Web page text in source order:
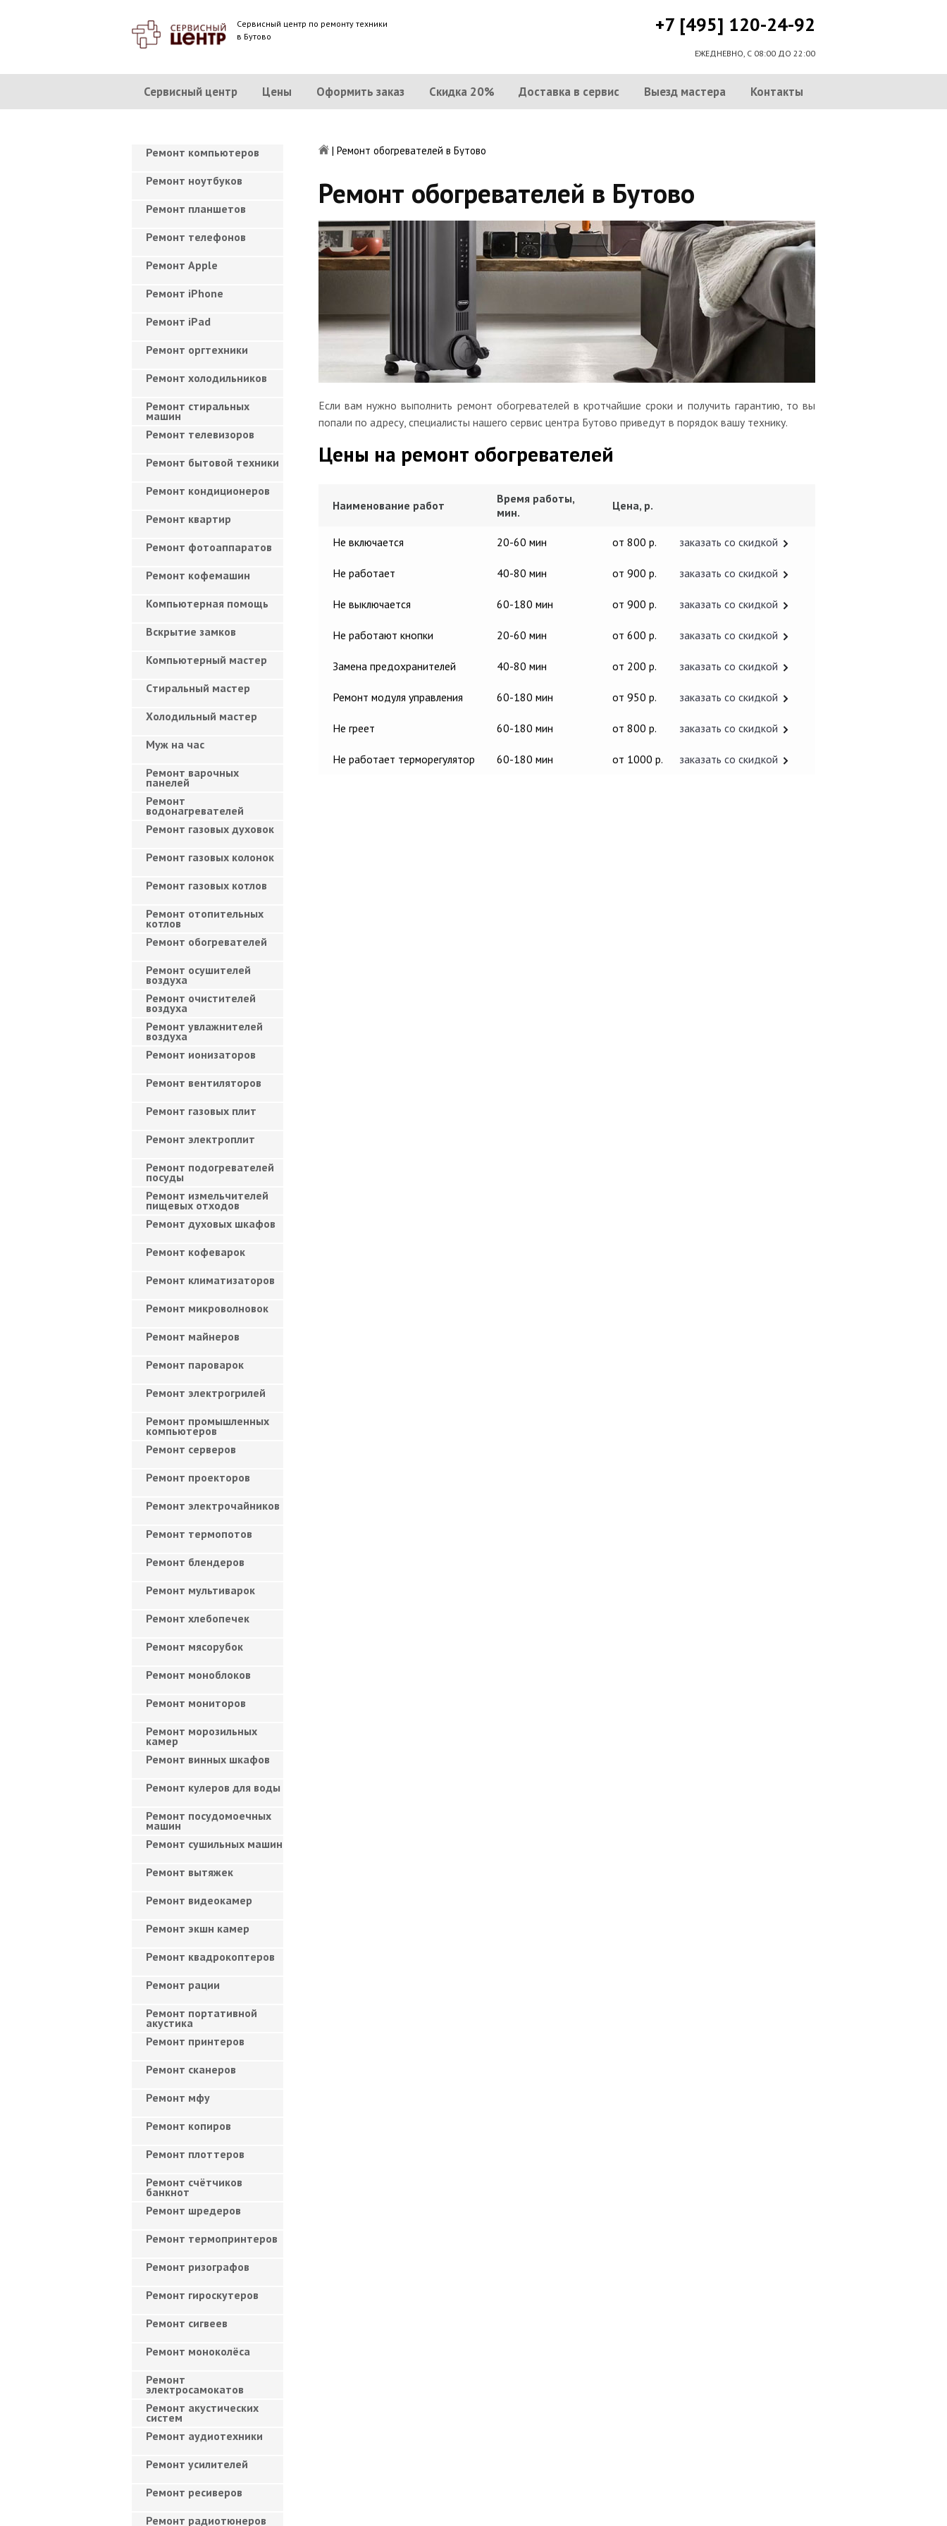
Сервисный центр по ремонту техники
в Бутово
+7 [495] 120-24-92
ЕЖЕДНЕВНО, С 08:00 ДО 22:00
Сервисный центр Цены Оформить заказ Скидка 20% Доставка в сервис Выезд мастера Контакты
| Ремонт обогревателей в Бутово
Ремонт обогревателей в Бутово
Если вам нужно выполнить ремонт обогревателей в кротчайшие сроки и получить гарантию, то вы
попали по адресу, специалисты нашего сервис центра Бутово приведут в порядок вашу технику.
Цены на ремонт обогревателей
Наименование работ
Время работы,
мин.
Цена, р.
Не включается 20-60 мин от 800 р. заказать со скидкой
Не работает 40-80 мин от 900 р. заказать со скидкой
Не выключается 60-180 мин от 900 р. заказать со скидкой
Не работают кнопки 20-60 мин от 600 р. заказать со скидкой
Замена предохранителей 40-80 мин от 200 р. заказать со скидкой
Ремонт модуля управления 60-180 мин от 950 р. заказать со скидкой
Не греет 60-180 мин от 800 р. заказать со скидкой
Не работает терморегулятор 60-180 мин от 1000 р. заказать со скидкой
Ремонт компьютеров
Ремонт ноутбуков
Ремонт планшетов
Ремонт телефонов
Ремонт Apple
Ремонт iPhone
Ремонт iPad
Ремонт оргтехники
Ремонт холодильников
Ремонт стиральных
машин
Ремонт телевизоров
Ремонт бытовой техники
Ремонт кондиционеров
Ремонт квартир
Ремонт фотоаппаратов
Ремонт кофемашин
Компьютерная помощь
Вскрытие замков
Компьютерный мастер
Cтиральный мастер
Холодильный мастер
Муж на час
Ремонт варочных
панелей
Ремонт
водонагревателей
Ремонт газовых духовок
Ремонт газовых колонок
Ремонт газовых котлов
Ремонт отопительных
котлов
Ремонт обогревателей
Ремонт осушителей
воздуха
Ремонт очистителей
воздуха
Ремонт увлажнителей
воздуха
Ремонт ионизаторов
Ремонт вентиляторов
Ремонт газовых плит
Ремонт электроплит
Ремонт подогревателей
посуды
Ремонт измельчителей
пищевых отходов
Ремонт духовых шкафов
Ремонт кофеварок
Ремонт климатизаторов
Ремонт микроволновок
Ремонт майнеров
Ремонт пароварок
Ремонт электрогрилей
Ремонт промышленных
компьютеров
Ремонт серверов
Ремонт проекторов
Ремонт электрочайников
Ремонт термопотов
Ремонт блендеров
Ремонт мультиварок
Ремонт хлебопечек
Ремонт мясорубок
Ремонт моноблоков
Ремонт мониторов
Ремонт морозильных
камер
Ремонт винных шкафов
Ремонт кулеров для воды
Ремонт посудомоечных
машин
Ремонт сушильных машин
Ремонт вытяжек
Ремонт видеокамер
Ремонт экшн камер
Ремонт квадрокоптеров
Ремонт рации
Ремонт портативной
акустика
Ремонт принтеров
Ремонт сканеров
Ремонт мфу
Ремонт копиров
Ремонт плоттеров
Ремонт счётчиков
банкнот
Ремонт шредеров
Ремонт термопринтеров
Ремонт ризографов
Ремонт гироскутеров
Ремонт сигвеев
Ремонт моноколёса
Ремонт
электросамокатов
Ремонт акустических
систем
Ремонт аудиотехники
Ремонт усилителей
Ремонт ресиверов
Ремонт радиотюнеров